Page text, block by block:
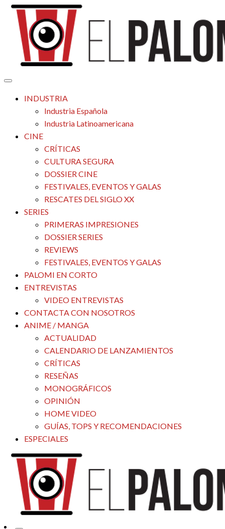
Saltar
contenido
El Palomitrón
Tu espacio de la industria de cine española y latinoamericana
INDUSTRIA
Industria Española
Industria Latinoamericana
CINE
CRÍTICAS
CULTURA SEGURA
DOSSIER CINE
FESTIVALES, EVENTOS Y GALAS
RESCATES DEL SIGLO XX
SERIES
PRIMERAS IMPRESIONES
DOSSIER SERIES
REVIEWS
FESTIVALES, EVENTOS Y GALAS
PALOMI EN CORTO
ENTREVISTAS
VIDEO ENTREVISTAS
CONTACTA CON NOSOTROS
ANIME / MANGA
ACTUALIDAD
CALENDARIO DE LANZAMIENTOS
CRÍTICAS
RESEÑAS
MONOGRÁFICOS
OPINIÓN
HOME VIDEO
GUÍAS, TOPS Y RECOMENDACIONES
ESPECIALES